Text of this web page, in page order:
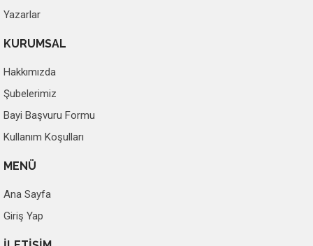
Yazarlar
KURUMSAL
Hakkımızda
Şubelerimiz
Bayi Başvuru Formu
Kullanım Koşulları
MENÜ
Ana Sayfa
Giriş Yap